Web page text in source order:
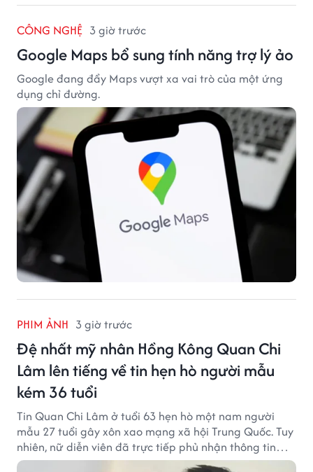
CÔNG NGHỆ 3 giờ trước
Google Maps bổ sung tính năng trợ lý ảo
Google đang đẩy Maps vượt xa vai trò của một ứng
dụng chỉ đường.
PHIM ẢNH 3 giờ trước
Đệ nhất mỹ nhân Hồng Kông Quan Chi
Lâm lên tiếng về tin hẹn hò người mẫu
kém 36 tuổi
Tin Quan Chi Lâm ở tuổi 63 hẹn hò một nam người
mẫu 27 tuổi gây xôn xao mạng xã hội Trung Quốc. Tuy
nhiên, nữ diễn viên đã trực tiếp phủ nhận thông tin
này.